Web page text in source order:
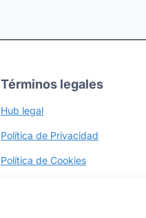
Términos legales
Hub legal
Política de Privacidad
Política de Cookies